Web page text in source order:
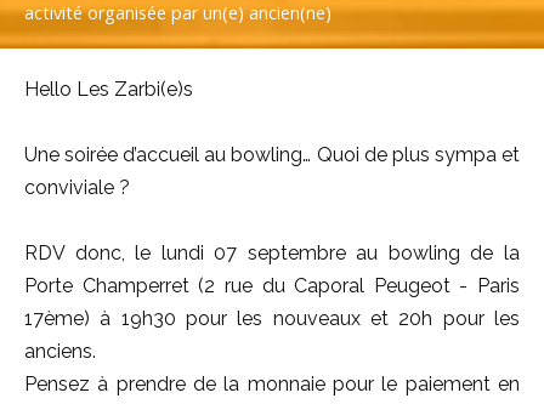
activité organisée par un(e) ancien(ne)
Hello Les Zarbi(e)s
Une soirée d’accueil au bowling… Quoi de plus sympa et
conviviale ?
RDV donc, le lundi 07 septembre au bowling de la
Porte Champerret (2 rue du Caporal Peugeot - Paris
17ème) à 19h30 pour les nouveaux et 20h pour les
anciens.
Pensez à prendre de la monnaie pour le paiement en